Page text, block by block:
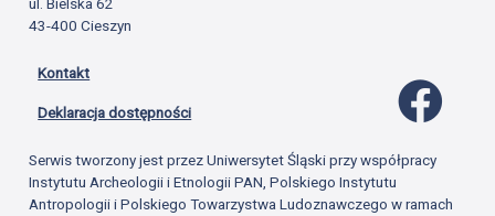
43-400 Cieszyn
Kontakt
Deklaracja dostępności
Serwis tworzony jest przez Uniwersytet Śląski przy współpracy
Instytutu Archeologii i Etnologii PAN, Polskiego Instytutu
Antropologii i Polskiego Towarzystwa Ludoznawczego w ramach